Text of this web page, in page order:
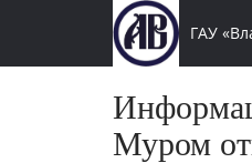
ГАУ
Муром